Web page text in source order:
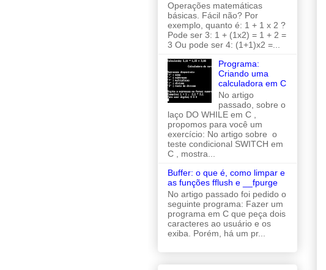
Operações matemáticas
básicas. Fácil não? Por
exemplo, quanto é: 1 + 1 x 2 ?
Pode ser 3: 1 + (1x2) = 1 + 2 =
3 Ou pode ser 4: (1+1)x2 =...
Programa:
Criando uma
calculadora em C
No artigo
passado, sobre o
laço DO WHILE em C ,
propomos para você um
exercício: No artigo sobre o
teste condicional SWITCH em
C , mostra...
Buffer: o que é, como limpar e
as funções fflush e __fpurge
No artigo passado foi pedido o
seguinte programa: Fazer um
programa em C que peça dois
caracteres ao usuário e os
exiba. Porém, há um pr...